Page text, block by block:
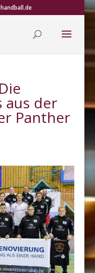
aus der
Panther